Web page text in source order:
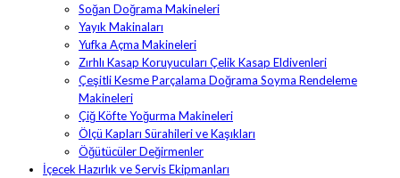
Soğan Doğrama Makineleri
Yayık Makinaları
Yufka Açma Makineleri
Zırhlı Kasap Koruyucuları Çelik Kasap Eldivenleri
Çeşitli Kesme Parçalama Doğrama Soyma Rendeleme
Makineleri
Çiğ Köfte Yoğurma Makineleri
Ölçü Kapları Sürahileri ve Kaşıkları
Öğütücüler Değirmenler
İçecek Hazırlık ve Servis Ekipmanları